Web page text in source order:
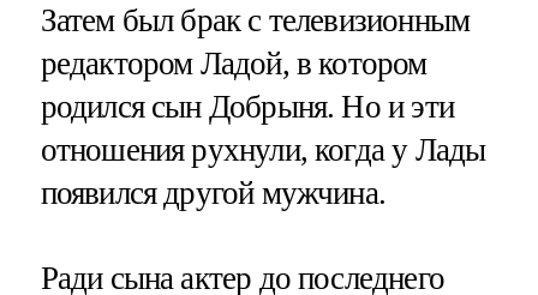
Затем был брак с телевизионным
редактором Ладой, в котором
родился сын Добрыня. Но и эти
отношения рухнули, когда у Лады
появился другой мужчина.
Ради сына актер до последнего